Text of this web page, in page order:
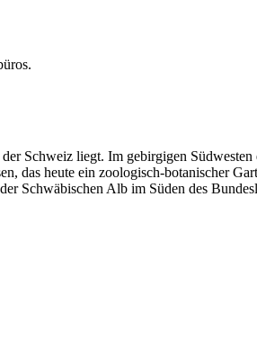
.
Schweiz liegt. Im gebirgigen
heute ein zoologisch-botanischer
Schwäbischen Alb im Süden des